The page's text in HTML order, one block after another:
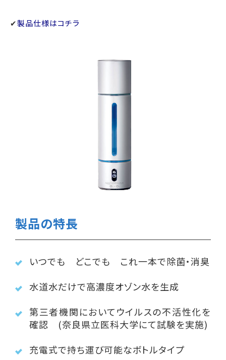
✔製品仕様はコチラ
製品の特長
いつでも どこでも これ一本で除菌・消臭
水道水だけで高濃度オゾン水を生成
第三者機関においてウイルスの不活性化を
確認 (奈良県立医科大学にて試験を実施)
充電式で持ち運び可能なボトルタイプ